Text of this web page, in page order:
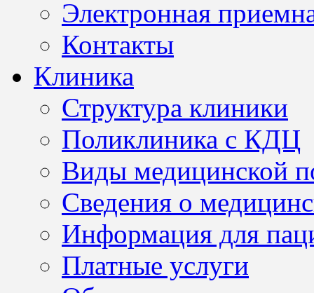
Электронная
Контакты
Клиника
Структура клиники
Поликлиника с КДЦ
Виды медицинской
Сведения о
Информация для
Платные услуги